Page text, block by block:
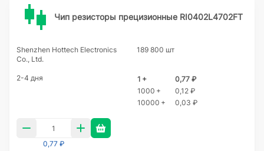
Чип резисторы прецизионные RI0402L4702FT
Shenzhen Hottech Electronics
Co., Ltd.
189 800 шт
2-4 дня 1 +
0,77 ₽
1000 +
0,12 ₽
10000 +
0,03 ₽
0,77 ₽